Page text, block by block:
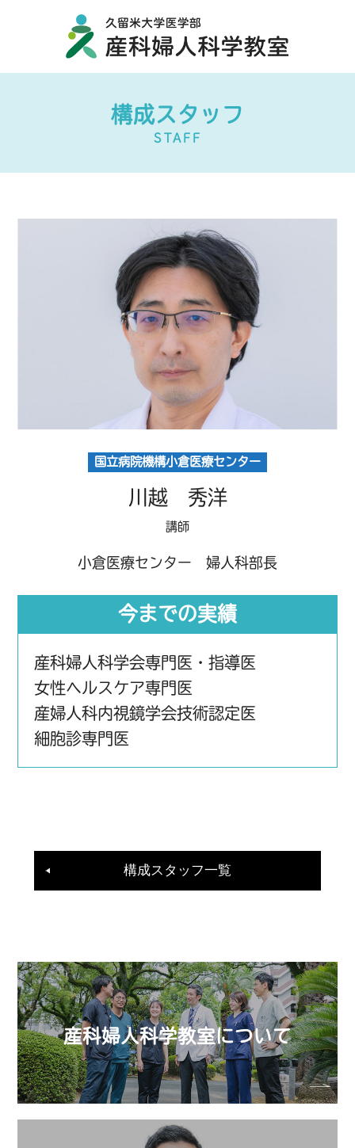
構成スタッフ
STAFF
国立病院機構小倉医療センター
川越 秀洋
講師
小倉医療センター 婦人科部長
今までの実績
産科婦人科学会専門医・指導医
女性ヘルスケア専門医
産婦人科内視鏡学会技術認定医
細胞診専門医
構成スタッフ一覧
産科婦人科学教室について